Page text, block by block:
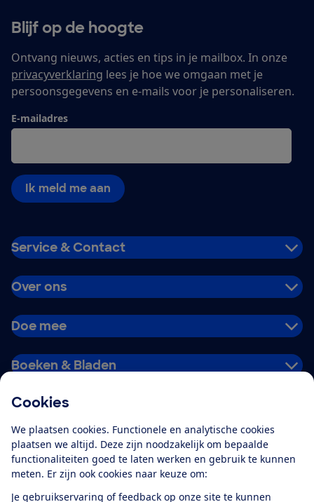
Cookies
We plaatsen cookies. Functionele en analytische cookies
plaatsen we altijd. Deze zijn noodzakelijk om bepaalde
functionaliteiten goed te laten werken en gebruik te kunnen
meten. Er zijn ook cookies naar keuze om:
Je gebruikservaring of feedback op onze site te kunnen
Blijf op de hoogte
Ontvang nieuws, acties en tips in je mailbox. In onze
privacyverklaring lees je hoe we omgaan met je
persoonsgegevens en e-mails voor je personaliseren.
E-mailadres
Ik meld me aan
Service & Contact
Over ons
Doe mee
Boeken & Bladen
Alles over de